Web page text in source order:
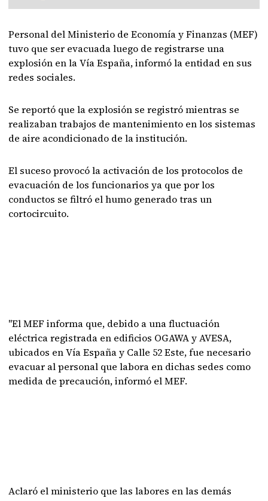
Personal del Ministerio de Economía y Finanzas (MEF)
tuvo que ser evacuada luego de registrarse una
explosión en la Vía España, informó la entidad en sus
redes sociales.
Se reportó que la explosión se registró mientras se
realizaban trabajos de mantenimiento en los sistemas
de aire acondicionado de la institución.
El suceso provocó la activación de los protocolos de
evacuación de los funcionarios ya que por los
conductos se filtró el humo generado tras un
cortocircuito.
"El MEF informa que, debido a una fluctuación
eléctrica registrada en edificios OGAWA y AVESA,
ubicados en Vía España y Calle 52 Este, fue necesario
evacuar al personal que labora en dichas sedes como
medida de precaución, informó el MEF.
Aclaró el ministerio que las labores en las demás